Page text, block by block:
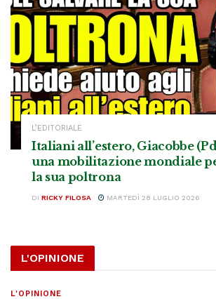
L’EDITORIALE
Italiani all’estero, Giacobbe
una mobilitazione mondiale
la sua poltrona
DI RICKY FILOSA MARTEDÌ 28 LUGLIO 2026
L'OPINIONE
L'OPINIONE